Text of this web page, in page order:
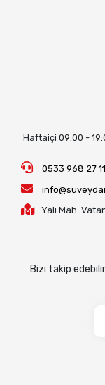
Haftaiçi 09:00 -
0533 968 27 11
Yalı Mah.
Bizi takip